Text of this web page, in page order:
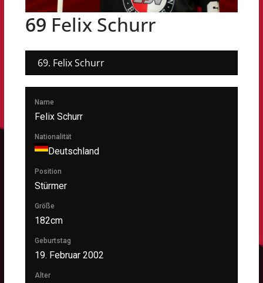
69 Felix Schurr
Name
Felix Schurr
Nationalität
Deutschland
Position
Stürmer
Größe
182cm
Geburtstag
19. Februar 2002
Alter